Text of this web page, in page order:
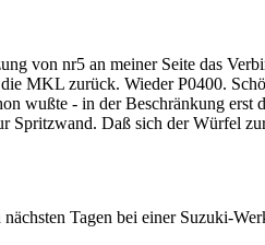
von nr5 an meiner Seite das
MKL zurück. Wieder P0400.
wußte - in der Beschränkung
Spritzwand. Daß sich der Würfel
Tagen bei einer Suzuki-